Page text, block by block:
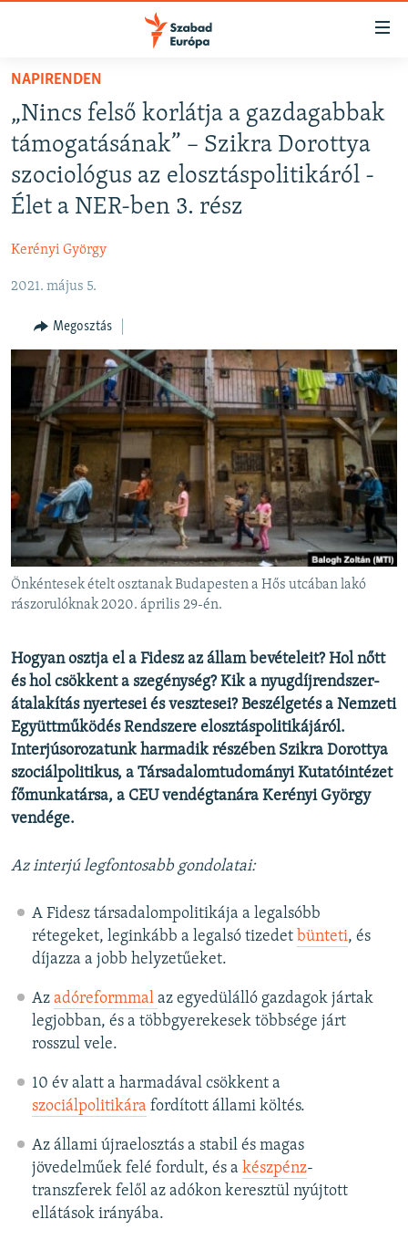
Akadálymentes
Ugrás
fő
oldalra
tartalomjegyzékre
keresésre
NAPIRENDEN
AKTUÁLIS
PODCASTOK
VIDEÓK
NER15
SZABADON
TÁRSADALOM
DEMOKRÁCIA
A PÉNZ NYOMÁBAN
EURÓPAI UNIÓ
VILÁG
KLÍMAVÁLTOZÁS
A MÚLT TANULSÁGAI
KÖVESSEN MINKET!
Valamennyi RFE/RL weboldal
NAPIRENDEN
„Nincs felső korlátja a gazdagabbak
támogatásának” – Szikra Dorottya
szociológus az elosztáspolitikáról -
Élet a NER-ben 3. rész
Kerényi György
2021. május 5.
Megosztás
Önkéntesek ételt osztanak Budapesten a Hős utcában lakó
rászorulóknak 2020. április 29-én.
Hogyan osztja el a Fidesz az állam bevételeit? Hol nőtt
és hol csökkent a szegénység? Kik a nyugdíjrendszer-
átalakítás nyertesei és vesztesei? Beszélgetés a Nemzeti
Együttműködés Rendszere elosztáspolitikájáról.
Interjúsorozatunk harmadik részében Szikra Dorottya
szociálpolitikus, a Társadalomtudományi Kutatóintézet
főmunkatársa, a CEU vendégtanára Kerényi György
vendége.
Az interjú legfontosabb gondolatai:
A Fidesz társadalompolitikája a legalsóbb
rétegeket, leginkább a legalsó tizedet bünteti, és
díjazza a jobb helyzetűeket.
Az adóreformmal az egyedülálló gazdagok jártak
legjobban, és a többgyerekesek többsége járt
rosszul vele.
10 év alatt a harmadával csökkent a
szociálpolitikára fordított állami költés.
Az állami újraelosztás a stabil és magas
jövedelműek felé fordult, és a készpénz-
transzferek felől az adókon keresztül nyújtott
ellátások irányába.